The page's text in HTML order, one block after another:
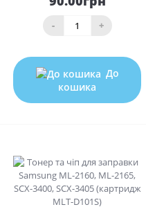
- +
До
кошика